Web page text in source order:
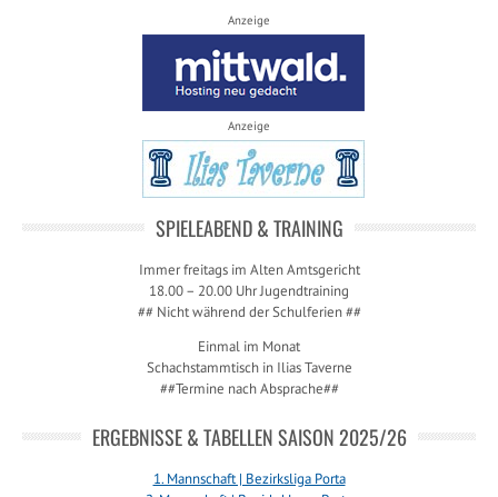
Anzeige
Anzeige
SPIELEABEND & TRAINING
Immer freitags im Alten Amtsgericht
18.00 – 20.00 Uhr Jugendtraining
## Nicht während der Schulferien ##
Einmal im Monat
Schachstammtisch in Ilias Taverne
##Termine nach Absprache##
ERGEBNISSE & TABELLEN SAISON 2025/26
1. Mannschaft | Bezirksliga Porta